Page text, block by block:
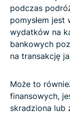
podczas
pomysłem
wydatków na
bankowych
na transakcję
Może to
finansowych,
skradziona lub